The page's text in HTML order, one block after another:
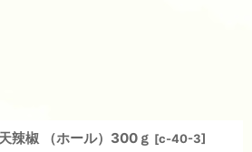
辣椒 （ホール）300ｇ [c-40-3]